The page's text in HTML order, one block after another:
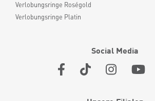
Verlobungsringe Roségold
Verlobungsringe Platin
Social Media